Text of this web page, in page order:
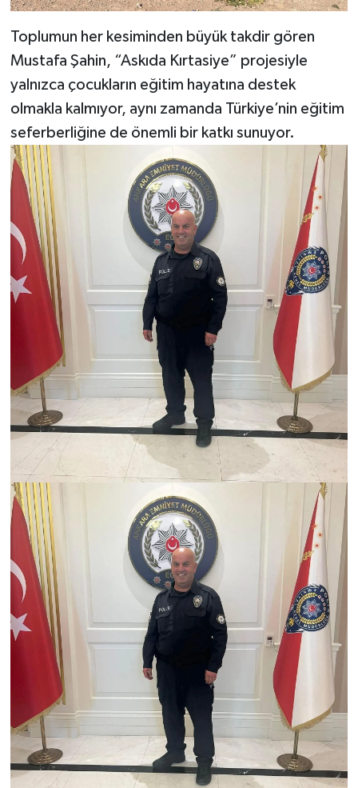
Toplumun her kesiminden büyük takdir gören
Mustafa Şahin, “Askıda Kırtasiye” projesiyle
yalnızca çocukların eğitim hayatına destek
olmakla kalmıyor, aynı zamanda Türkiye’nin eğitim
seferberliğine de önemli bir katkı sunuyor.